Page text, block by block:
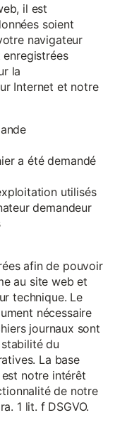
il est
soient
navigateur
enregistrées
la
Internet et notre
a été demandé
utilisés
demandeur
afin de pouvoir
au site web et
technique. Le
nécessaire
journaux sont
du
La base
notre intérêt
de notre
1 lit. f DSGVO.